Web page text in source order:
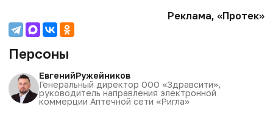
Реклама, «Протек»
Персоны
ЕвгенийРужейников
Генеральный директор ООО «Здравсити»,
руководитель направления электронной
коммерции Аптечной сети «Ригла»